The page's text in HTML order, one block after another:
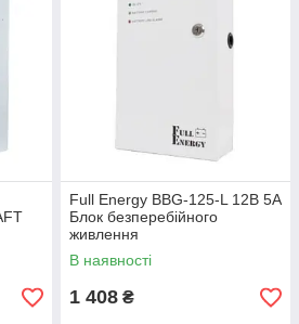
Full Energy BBG-125-L 12В 5А
Блок безперебійного
живлення
В наявності
1 408 ₴